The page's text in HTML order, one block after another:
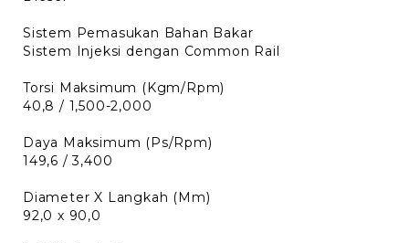
Sistem Pemasukan Bahan Bakar
Sistem Injeksi dengan Common Rail
Torsi Maksimum (Kgm/Rpm)
40,8 / 1,500-2,000
Daya Maksimum (Ps/Rpm)
149,6 / 3,400
Diameter X Langkah (Mm)
92,0 x 90,0